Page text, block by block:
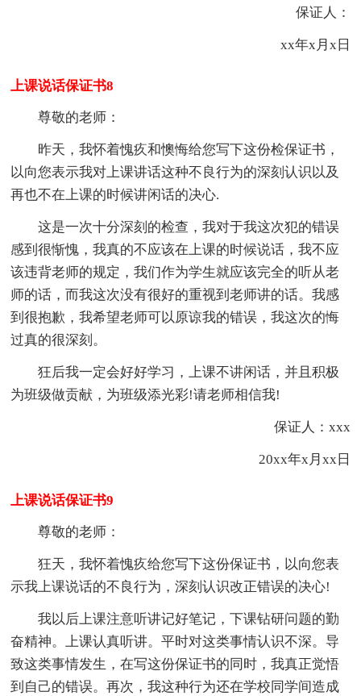
保证人：
xx年x月x日
上课说话保证书8
尊敬的老师：
昨天，我怀着愧疚和懊悔给您写下这份检保证书，
以向您表示我对上课讲话这种不良行为的深刻认识以及
再也不在上课的时候讲闲话的决心.
这是一次十分深刻的检查，我对于我这次犯的错误
感到很惭愧，我真的不应该在上课的时候说话，我不应
该违背老师的规定，我们作为学生就应该完全的听从老
师的话，而我这次没有很好的重视到老师讲的话。我感
到很抱歉，我希望老师可以原谅我的错误，我这次的悔
过真的很深刻。
狂后我一定会好好学习，上课不讲闲话，并且积极
为班级做贡献，为班级添光彩!请老师相信我!
保证人：xxx
20xx年x月xx日
上课说话保证书9
尊敬的老师：
狂天，我怀着愧疚给您写下这份保证书，以向您表
示我上课说话的不良行为，深刻认识改正错误的决心!
我以后上课注意听讲记好笔记，下课钻研问题的勤
奋精神。上课认真听讲。平时对这类事情认识不深。导
致这类事情发生，在写这份保证书的同时，我真正觉悟
到自己的错误。再次，我这种行为还在学校同学间造成